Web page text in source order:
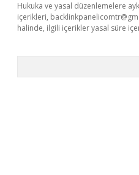
Hukuka ve yasal düzenlemelere
içerikleri,
halinde, ilgili içerikler yasal süre